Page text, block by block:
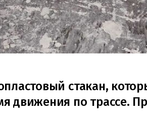
стакан,
движения по трассе.